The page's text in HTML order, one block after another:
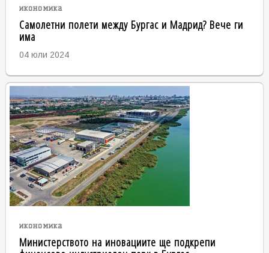
икономика
Самолетни полети между Бургас и Мадрид? Вече ги
има
04 юли 2024
икономика
Министерството на иновациите ще подкрепи